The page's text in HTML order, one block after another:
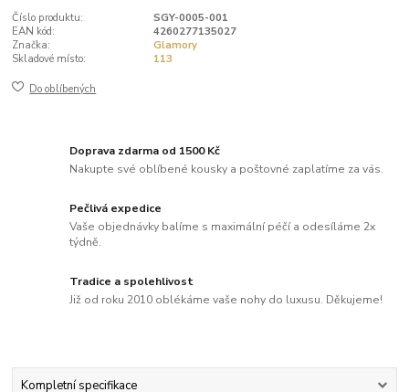
Číslo produktu:
SGY-0005-001
EAN kód:
4260277135027
Značka:
Glamory
Skladové místo:
113
Do oblíbených
Doprava zdarma od 1500 Kč
Nakupte své oblíbené kousky a poštovné zaplatíme za vás.
Pečlivá expedice
Vaše objednávky balíme s maximální péčí a odesíláme 2x
týdně.
Tradice a spolehlivost
Již od roku 2010 oblékáme vaše nohy do luxusu. Děkujeme!
Kompletní specifikace